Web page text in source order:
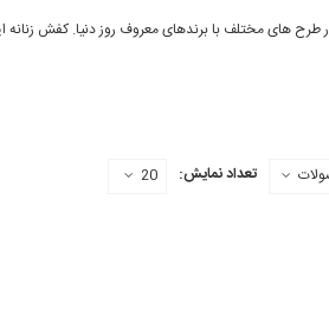
های مختلف با برندهای معروف روز دنیا. کفش زنانه
تعداد نمایش: 20